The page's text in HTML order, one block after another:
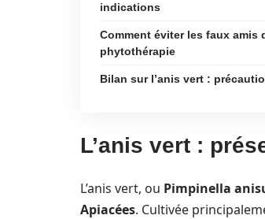
indications
Comment éviter les faux amis
phytothérapie
Bilan sur l’anis vert :
L’anis vert :
L’anis vert, ou Pimpinella
Apiacées. Cultivée